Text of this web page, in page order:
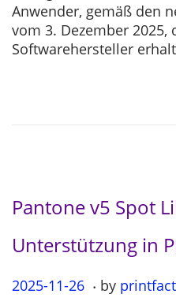
t
e
d
5
-
1
Anwender, gemäß den
vom 3. Dezember 2025,
Softwarehersteller
Pantone v5 Spot
Unterstützung in
P
2025-11-26 2. by